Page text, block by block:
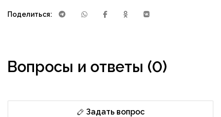
Поделиться:
Вопросы и ответы (0)
Задать вопрос